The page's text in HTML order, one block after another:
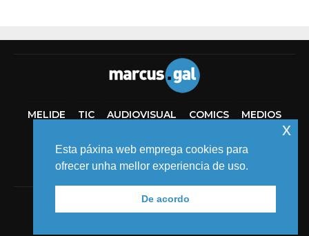
MELIDE TIC AUDIOVISUAL COMICS
MEDIOS
© 2018 MARCUS FERNÁNDEZ
Esta páxina web emprega cookies para
ofrecer unha mellor experiencia de uso.
De acordo
x